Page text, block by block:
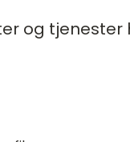
og tjenester